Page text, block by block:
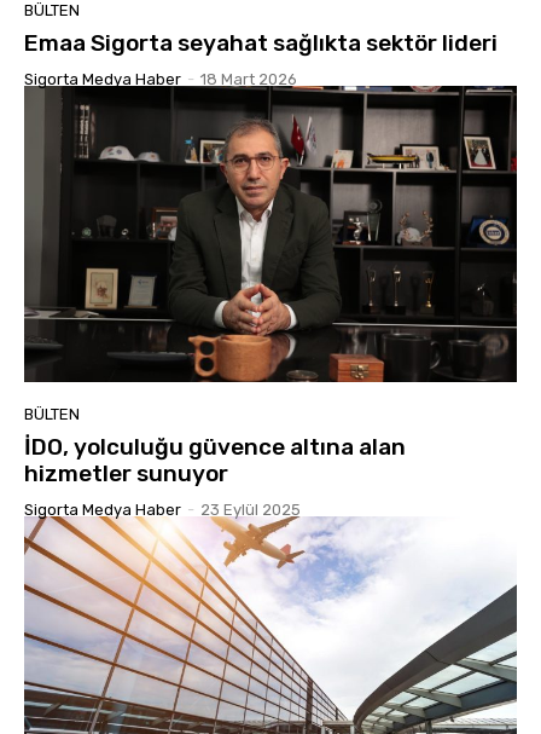
BÜLTEN
Emaa Sigorta seyahat sağlıkta sektör lideri
Sigorta Medya Haber - 18 Mart 2026
BÜLTEN
İDO, yolculuğu güvence altına alan
hizmetler sunuyor
Sigorta Medya Haber - 23 Eylül 2025